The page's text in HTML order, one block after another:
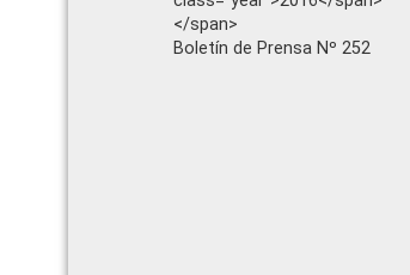
</span>
Boletín de Prensa Nº 252